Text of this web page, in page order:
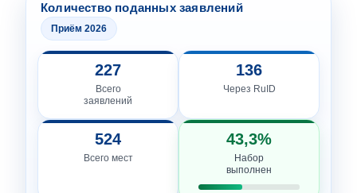
Количество поданных заявлений
Приём 2026
227
Всего
заявлений
136
Через RuID
524
Всего мест
43,3%
Набор
выполнен